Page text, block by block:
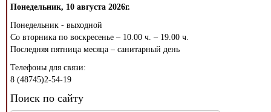
Понедельник, 10 августа 2026г.
Понедельник - выходной
Со вторника по воскресенье – 10.00 ч. – 19.00 ч.
Последняя пятница месяца – санитарный день
Телефоны для связи:
8 (48745)2-54-19
Поиск по сайту